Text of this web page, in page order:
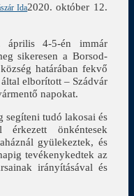
Ida2020. október 12.
április 4-5-én immár
sikeresen a Borsod-
határában fekvő
elborított – Szádvár
napokat.
segíteni tudó lakosai és
önkéntesek
gyülekeztek, és
tevékenykedtek az
irányításával és